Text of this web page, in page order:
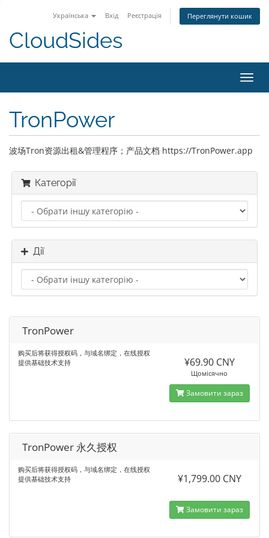
Українська Вхід Реєстрація Переглянути кошик
CloudSides
TronPower
波场Tron资源出租&管理程序；产品文档 https://TronPower.app
Категорії
Дії
TronPower
购买后将获得授权码，与域名绑定，在线授权
提供基础技术支持
¥69.90 CNY
Щомісячно
Замовити зараз
TronPower 永久授权
购买后将获得授权码，与域名绑定，在线授权
提供基础技术支持
¥1,799.00 CNY
Замовити зараз